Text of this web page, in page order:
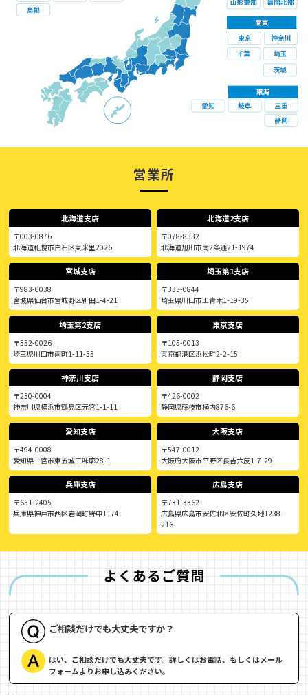
営業所
北海道支店
〒003-0876
北海道札幌市白石区東米里2026
北海道2支店
〒078-8332
北海道旭川市南2条通21-1974
宮城支店
〒983-0038
宮城県仙台市宮城野区新田1-4-21
埼玉第1支店
〒333-0844
埼玉県川口市上青木1-19-35
埼玉第2支店
〒332-0026
埼玉県川口市南町1-11-33
東京支店
〒105-0013
東京都港区浜松町2-2-15
神奈川支店
〒230-0004
神奈川県横浜市鶴見区元宮1-1-11
静岡支店
〒426-0002
静岡県藤枝市横内876-6
愛知支店
〒494-0008
愛知県一宮市東五城三味廓28-1
大阪支店
〒547-0012
大阪府大阪市平野区長吉六反1-7-29
兵庫支店
〒651-2405
兵庫県神戸市西区岩岡町野中1174
広島支店
〒731-3362
広島県広島市安佐北区安佐町久地1238-
216
ご相談だけでも大丈夫ですか？
はい、ご相談だけでも大丈夫です。詳しくはお電話、もしくはメール
フォームよりお申し込みください。